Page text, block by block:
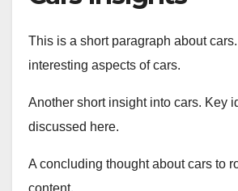
This is a short paragraph about
interesting aspects of cars.
Another short insight into cars. Key
discussed here.
A concluding thought about cars to